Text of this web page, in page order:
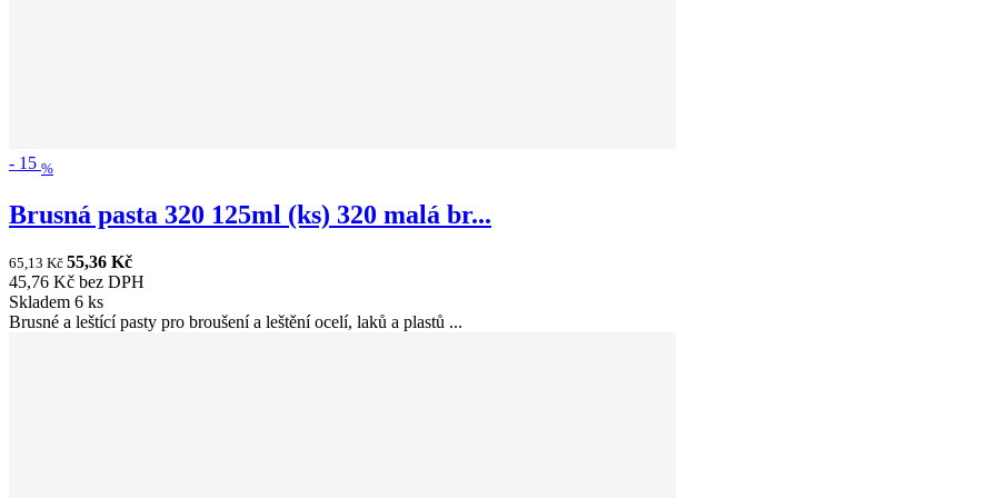
- 15 %
Brusná pasta 320 125ml (ks) 320 malá br...
65,13 Kč 55,36 Kč
45,76 Kč bez DPH
Skladem 6 ks
Brusné a leštící pasty pro broušení a leštění ocelí, laků a plastů ...